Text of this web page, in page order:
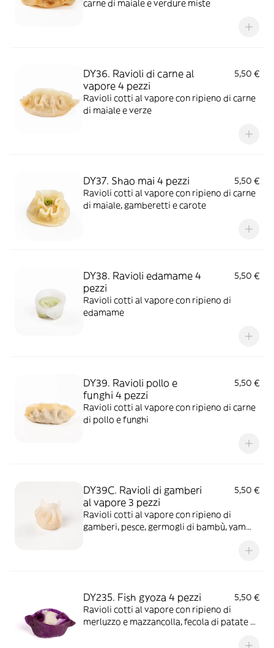
carne di maiale e verdure miste
DY36. Ravioli di carne al
vapore 4 pezzi
5,50 €
Ravioli cotti al vapore con ripieno di carne
di maiale e verze
DY37. Shao mai 4 pezzi
5,50 €
Ravioli cotti al vapore con ripieno di carne
di maiale, gamberetti e carote
DY38. Ravioli edamame 4
pezzi
5,50 €
Ravioli cotti al vapore con ripieno di
edamame
DY39. Ravioli pollo e
funghi 4 pezzi
5,50 €
Ravioli cotti al vapore con ripieno di carne
di pollo e funghi
DY39C. Ravioli di gamberi
al vapore 3 pezzi
5,50 €
Ravioli cotti al vapore con ripieno di
gamberi, pesce, germogli di bambù, yam
DY235. Fish gyoza 4 pezzi
5,50 €
Ravioli cotti al vapore con ripieno di
merluzzo e mazzancolla, fecola di patate e